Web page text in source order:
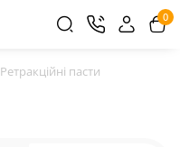
0
Ретракційні пасти